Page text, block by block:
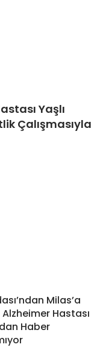
Yaşlı
Çalışmasıyla
Milas’a
Hastası
Haber